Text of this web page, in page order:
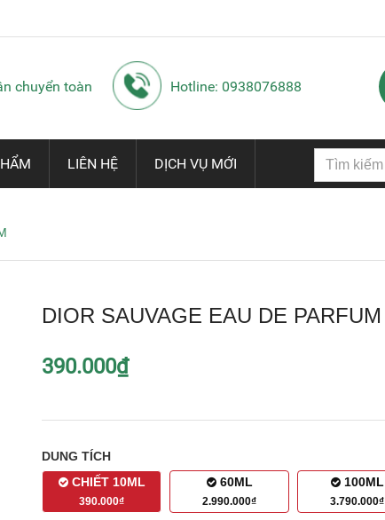
chuyển toàn
Hotline: 0938076888
LIÊN HỆ DỊCH VỤ MỚI
DIOR SAUVAGE EAU DE PARFUM
390.000₫
DUNG TÍCH
CHIẾT 10ML
390.000₫
60ML
2.990.000₫
100ML
3.790.000₫